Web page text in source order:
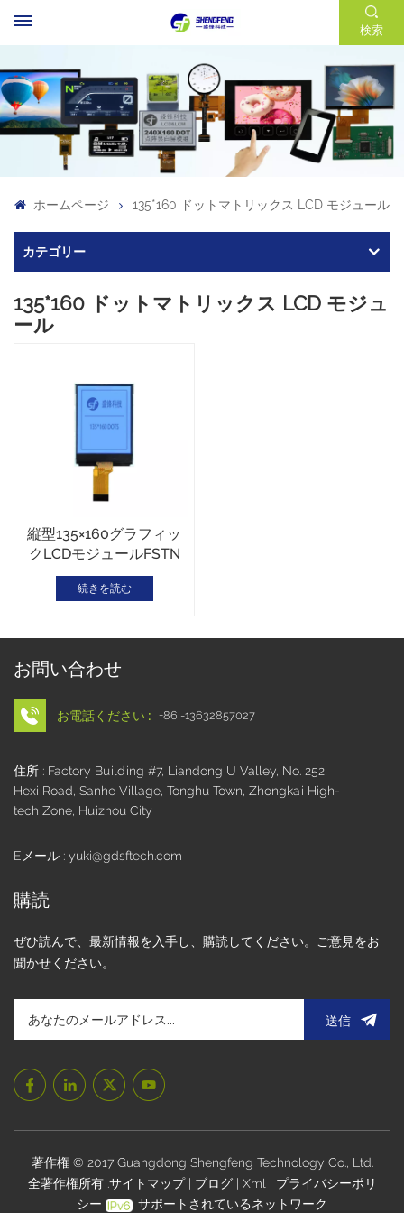
検索
ホームページ 135*160 ドットマトリックス LCD モジュール
カテゴリー
135*160 ドットマトリックス LCD モジュ
ール
縦型135×160グラフィッ
クLCDモジュールFSTN
LCD COGモジュールシリ
アルインターフェース
続きを読む
お問い合わせ
お電話ください : +86 -13632857027
住所 : Factory Building #7, Liandong U Valley, No. 252,
Hexi Road, Sanhe Village, Tonghu Town, Zhongkai High-
tech Zone, Huizhou City
Eメール : yuki@gdsftech.com
購読
ぜひ読んで、最新情報を入手し、購読してください。ご意見をお
聞かせください。
送信
著作権 © 2017 Guangdong Shengfeng Technology Co., Ltd.
全著作権所有 .サイトマップ ブログ Xml| プライバシーポリ
シー
サポートされているネットワーク